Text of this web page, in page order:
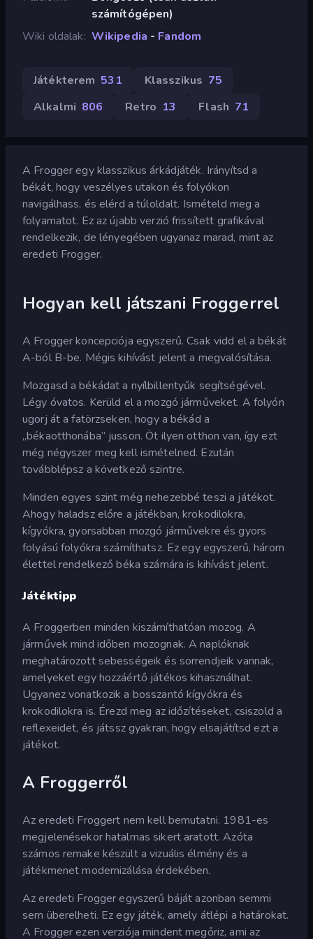
számítógépen)
Wiki oldalak Wikipedia - Fandom
Játékterem 531 Klasszikus 75
Alkalmi 806 Retro 13 Flash 71
A Frogger egy klasszikus árkádjáték. Irányítsd a
békát, hogy veszélyes utakon és folyókon
navigálhass, és elérd a túloldalt. Ismételd meg a
folyamatot. Ez az újabb verzió frissített grafikával
rendelkezik, de lényegében ugyanaz marad, mint az
eredeti Frogger.
Hogyan kell játszani Froggerrel
A Frogger koncepciója egyszerű. Csak vidd el a békát
A-ból B-be. Mégis kihívást jelent a megvalósítása.
Mozgasd a békádat a nyílbillentyűk segítségével.
Légy óvatos. Kerüld el a mozgó járműveket. A folyón
ugorj át a fatörzseken, hogy a békád a
„békaotthonába” jusson. Öt ilyen otthon van, így ezt
még négyszer meg kell ismételned. Ezután
továbblépsz a következő szintre.
Minden egyes szint még nehezebbé teszi a játékot.
Ahogy haladsz előre a játékban, krokodilokra,
kígyókra, gyorsabban mozgó járművekre és gyors
folyású folyókra számíthatsz. Ez egy egyszerű, három
élettel rendelkező béka számára is kihívást jelent.
Játéktipp
A Froggerben minden kiszámíthatóan mozog. A
járművek mind időben mozognak. A naplóknak
meghatározott sebességeik és sorrendjeik vannak,
amelyeket egy hozzáértő játékos kihasználhat.
Ugyanez vonatkozik a bosszantó kígyókra és
krokodilokra is. Érezd meg az időzítéseket, csiszold a
reflexeidet, és játssz gyakran, hogy elsajátítsd ezt a
játékot.
A Froggerről
Az eredeti Froggert nem kell bemutatni. 1981-es
megjelenésekor hatalmas sikert aratott. Azóta
számos remake készült a vizuális élmény és a
játékmenet modernizálása érdekében.
Az eredeti Frogger egyszerű báját azonban semmi
sem überelheti. Ez egy játék, amely átlépi a határokat.
A Frogger ezen verziója mindent megőriz, ami az